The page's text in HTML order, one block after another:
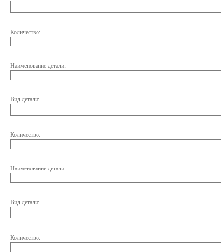
Количество:
Наименование детали:
Вид детали:
Количество:
Наименование детали:
Вид детали:
Количество: